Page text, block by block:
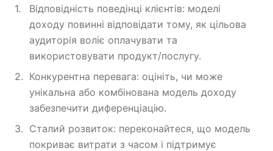
Відповідність поведінці клієнтів: моделі
доходу повинні відповідати тому, як цільова
аудиторія воліє оплачувати та
використовувати продукт/послугу.
Конкурентна перевага: оцініть, чи може
унікальна або комбінована модель доходу
забезпечити диференціацію.
Сталий розвиток: переконайтеся, що модель
покриває витрати з часом і підтримує